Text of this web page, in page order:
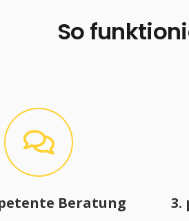
So
Beratung 3.